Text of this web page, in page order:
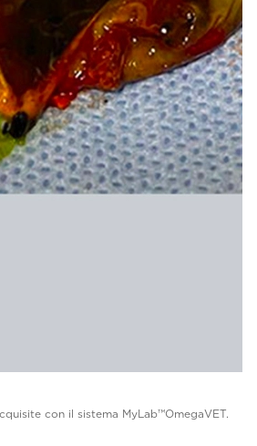
con il sistema MyLab™OmegaVET.